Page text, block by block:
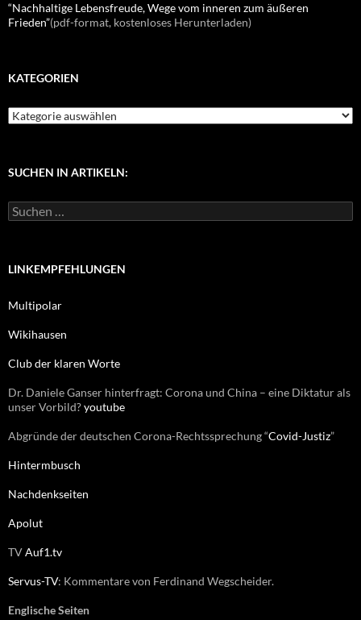
“Nachhaltige Lebensfreude, Wege vom inneren zum äußeren
Frieden”(pdf-format, kostenloses Herunterladen)
KATEGORIEN
K
g
r
SUCHEN IN ARTIKELN:
S
u
e
a
h
LINKEMPFEHLUNGEN
Multipolar
Wikihausen
Club der klaren Worte
Dr. Daniele Ganser hinterfragt: Corona und China – eine Diktatur als
unser Vorbild?youtube
Abgründe der deutschen Corona-Rechtssprechung “Covid-Justiz”
Hintermbusch
Nachdenkseiten
Apolut
TVAuf1.tv
Servus-TV: Kommentare von Ferdinand Wegscheider.
Englische Seiten